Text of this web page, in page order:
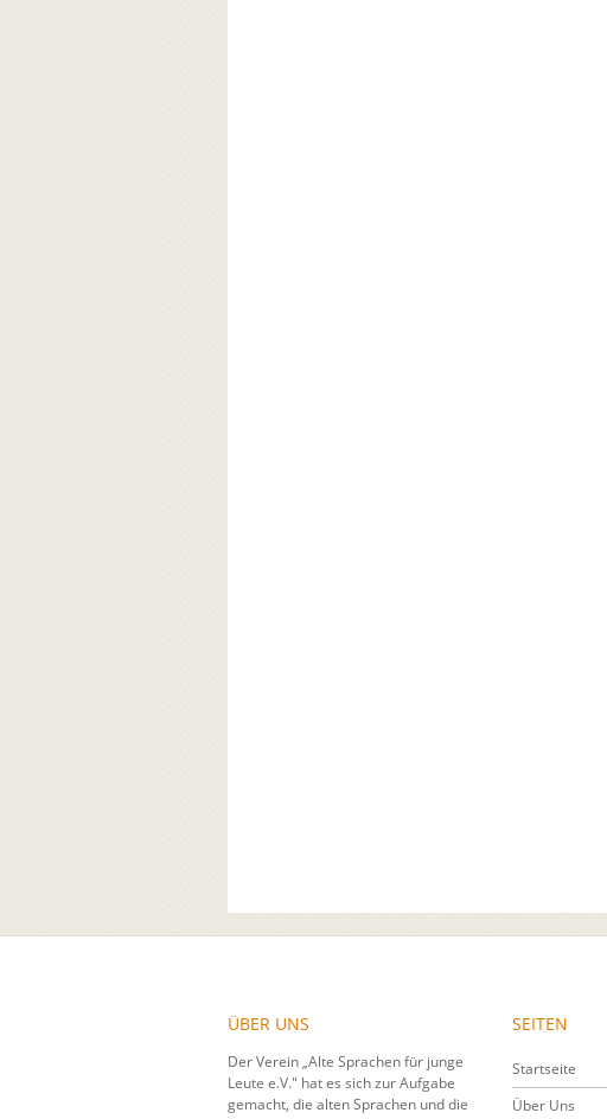
ÜBER UNS
Der Verein „Alte Sprachen für junge
Leute e.V." hat es sich zur Aufgabe
gemacht, die alten Sprachen und die
SEITEN
Startseite
Über Uns